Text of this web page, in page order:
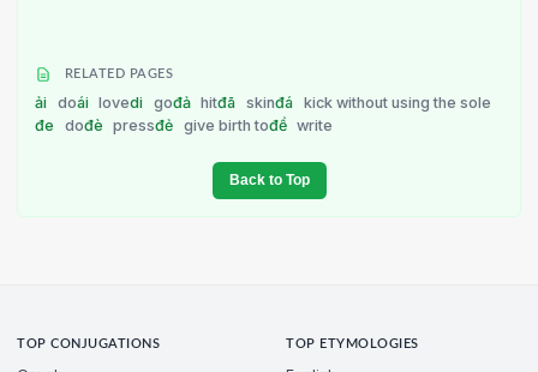
RELATED PAGES
ải doái lovedi gođả hitđã skinđá
kick without using the sole
đe
dođè pressđẻ give birth tođề write
Back to Top
TOP CONJUGATIONS TOP ETYMOLOGIES